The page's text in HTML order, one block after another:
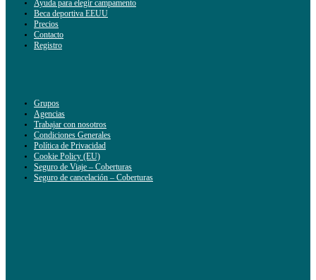
Ayuda para elegir campamento
Beca deportiva EEUU
Precios
Contacto
Registro
Grupos
Agencias
Trabajar con nosotros
Condiciones Generales
Política de Privacidad
Cookie Policy (EU)
Seguro de Viaje – Coberturas
Seguro de cancelación – Coberturas